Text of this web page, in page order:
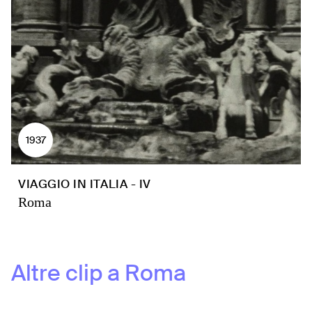
1937
VIAGGIO IN ITALIA - IV
Roma
Altre clip a Roma